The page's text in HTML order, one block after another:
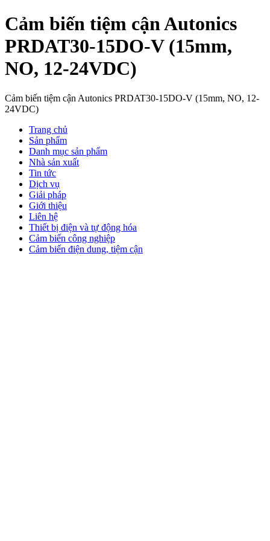
Cảm biến tiệm cận Autonics
PRDAT30-15DO-V (15mm,
NO, 12-24VDC)
Cảm biến tiệm cận Autonics PRDAT30-15DO-V (15mm, NO, 12-
24VDC)
Trang chủ
Sản phẩm
Danh mục sản phẩm
Nhà sản xuất
Tin tức
Dịch vụ
Giải pháp
Giới thiệu
Liên hệ
Thiết bị điện và tự động hóa
Cảm biến công nghiệp
Cảm biến điện dung, tiệm cận